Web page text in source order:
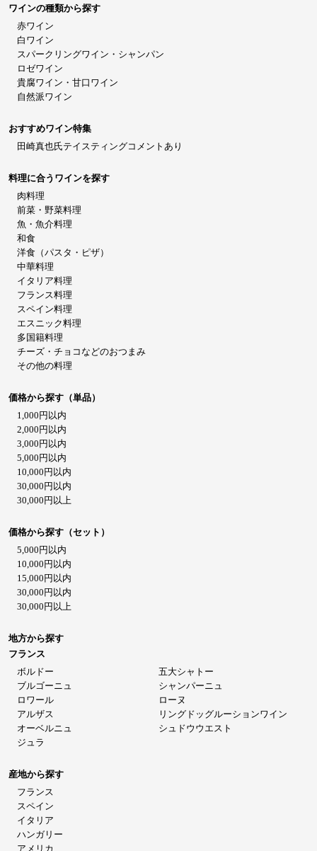
ワインの種類から探す
赤ワイン
白ワイン
スパークリングワイン・シャンパン
ロゼワイン
貴腐ワイン・甘口ワイン
自然派ワイン
おすすめワイン特集
田崎真也氏テイスティングコメントあり
料理に合うワインを探す
肉料理
前菜・野菜料理
魚・魚介料理
和食
洋食（パスタ・ピザ）
中華料理
イタリア料理
フランス料理
スペイン料理
エスニック料理
多国籍料理
チーズ・チョコなどのおつまみ
その他の料理
価格から探す（単品）
1,000円以内
2,000円以内
3,000円以内
5,000円以内
10,000円以内
30,000円以内
30,000円以上
価格から探す（セット）
5,000円以内
10,000円以内
15,000円以内
30,000円以内
30,000円以上
地方から探す
フランス
ボルドー
五大シャトー
ブルゴーニュ
シャンパーニュ
ロワール
ローヌ
アルザス
リングドッグルーションワイン
オーベルニュ
シュドウウエスト
ジュラ
産地から探す
フランス
スペイン
イタリア
ハンガリー
アメリカ